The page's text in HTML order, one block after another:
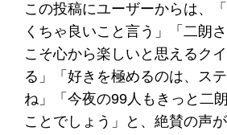
この投稿にユーザーからは、
くちゃ良いこと言う」「二朗
こそ心から楽しいと思えるク
る」「好きを極めるのは、ス
ね」「今夜の99人もきっと二
ことでしょう」と、絶賛の声